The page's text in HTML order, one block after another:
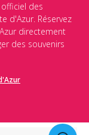
des
d'Azur. Réservez
directement
des souvenirs